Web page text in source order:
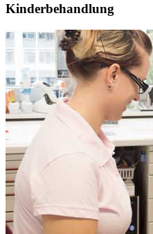
Kinderbehandlung